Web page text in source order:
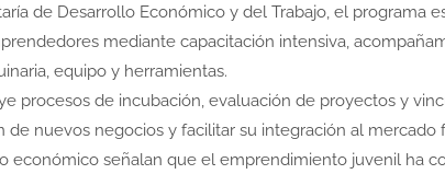
de Desarrollo Económico y del Trabajo, el programa
mediante capacitación intensiva,
equipo y herramientas.
procesos de incubación, evaluación de proyectos y
de nuevos negocios y facilitar su integración al mercado
económico señalan que el emprendimiento juvenil ha